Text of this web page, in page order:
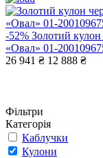
-52% Золотий
«Овал» 01-
26 941 ₴ 12 888 ₴
Фільтри
Категорія
Каблучки
Кулони